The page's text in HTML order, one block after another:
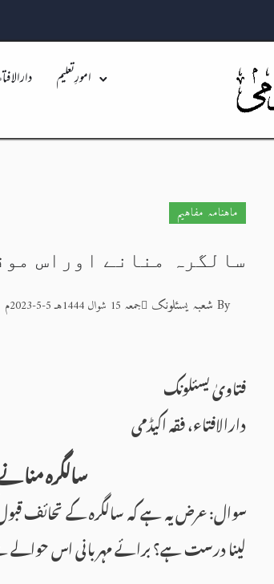
امورِ تعلیم
ماہنامہ مفاہیم
سالگرہ منانے اوراس
By شعبہ یسئلونک جمعہ 15 شوال 1444هـ 5-5-2023م
فتاویٰ یسئلونک
دارالافتاء، فقہ اکیڈمی
سالگرہ
سوال:عرض یہ ہے كہ سالگرہ كے تحائف قبول
لینا درست ہے؟ برائے مہربانی اس حوالے